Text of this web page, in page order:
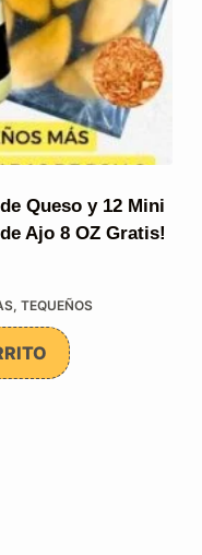
Queso y 12 Mini
Ajo 8 OZ Gratis!
, TEQUEÑOS